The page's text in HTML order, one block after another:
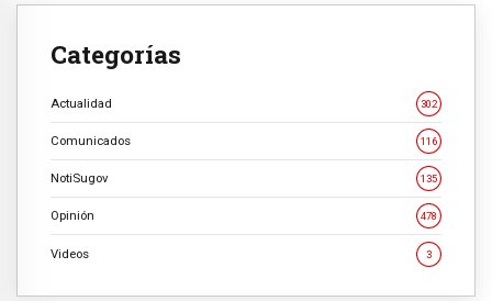
Categorías
Actualidad 302
Comunicados 116
NotiSugov 135
Opinión 478
Videos 3